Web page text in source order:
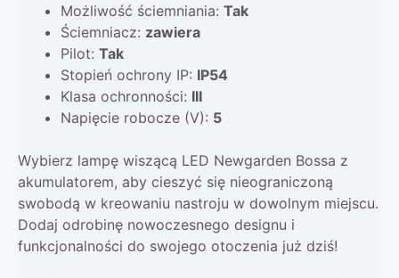
Możliwość ściemniania: Tak
Ściemniacz: zawiera
Pilot: Tak
Stopień ochrony IP: IP54
Klasa ochronności: III
Napięcie robocze (V): 5
Wybierz lampę wiszącą LED Newgarden Bossa z
akumulatorem, aby cieszyć się nieograniczoną
swobodą w kreowaniu nastroju w dowolnym miejscu.
Dodaj odrobinę nowoczesnego designu i
funkcjonalności do swojego otoczenia już dziś!